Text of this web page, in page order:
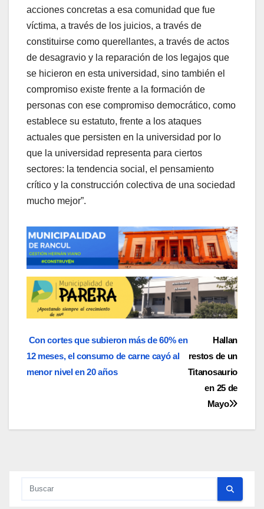
acciones concretas a esa comunidad que fue
víctima, a través de los juicios, a través de
constituirse como querellantes, a través de actos
de desagravio y la reparación de los legajos que
se hicieron en esta universidad, sino también el
compromiso existe frente a la formación de
personas con ese compromiso democrático, como
establece su estatuto, frente a los ataques
actuales que persisten en la universidad por lo
que la universidad representa para ciertos
sectores: la tendencia social, el pensamiento
crítico y la construcción colectiva de una sociedad
mucho mejor”.
Navegación
de
Hallan
restos de un
Titanosaurio
en 25 de
Mayo
Con cortes que subieron más de 60% en
12 meses, el consumo de carne cayó al
menor nivel en 20 años